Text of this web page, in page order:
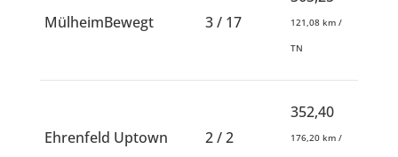
MülheimBewegt 3 / 17 121,08 km /
TN
Ehrenfeld Uptown 2 / 2
352,40
176,20 km /